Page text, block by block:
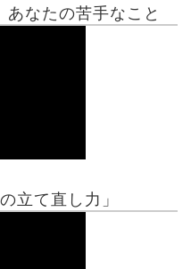
なたの苦手なこと
立て直し力」